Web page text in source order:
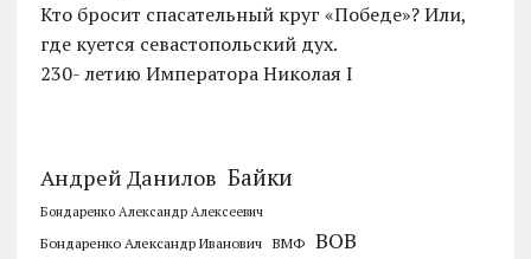
Кто бросит спасательный круг «Победе»? Или,
где куется севастопольский дух.
230- летию Императора Николая I
Андрей Данилов Байки
Бондаренко Александр Алексеевич
Бондаренко Александр Иванович ВМФ ВОВ